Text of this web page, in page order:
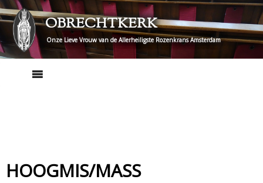
Skip
to
content
OBRECHTKERK
Onze Lieve Vrouw van de Allerheiligste Rozenkrans Amsterdam
HOOGMIS/MASS